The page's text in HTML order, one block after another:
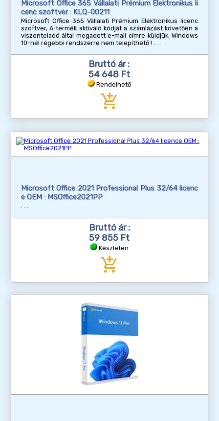
Microsoft Office 365 Vállalati Prémium Elektronikus li
cenc szoftver : KLQ-00211
Microsoft Office 365 Vállalati Prémium Elektronikus licenc
szoftver, A termék aktiváló kódját a számlázást követően a
viszonteladó által megadott e-mail címre küldjük. Windows
10-nél régebbi rendszerre nem telepíthető !
Bruttó ár :
54 648 Ft
Rendelhető
add_shopping_cart
Microsoft Office 2021 Professional Plus 32/64 licenc
e OEM : MSOffice2021PP
Bruttó ár :
59 855 Ft
Készleten
add_shopping_cart